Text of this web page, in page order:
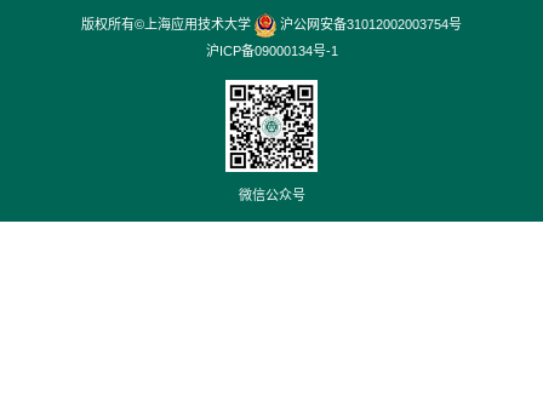
版权所有©上海应用技术大学
沪公网安备31012002003754号
沪ICP备09000134号-1
微信公众号